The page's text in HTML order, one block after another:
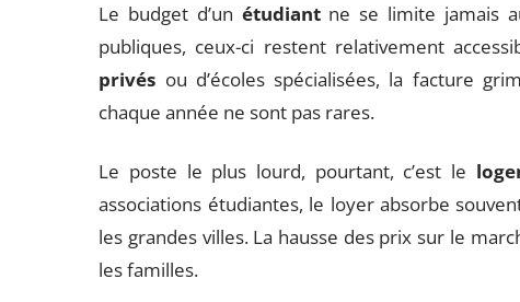
Le budget d’un étudiantne se limite jamais
publiques, ceux-ci restent relativement
privés ou d’écoles spécialisées, la facture
chaque année ne sont pas rares.
Le poste le plus lourd, pourtant, c’est le
associations étudiantes, le loyer absorbe
les grandes villes. La hausse des prix sur le
les familles.